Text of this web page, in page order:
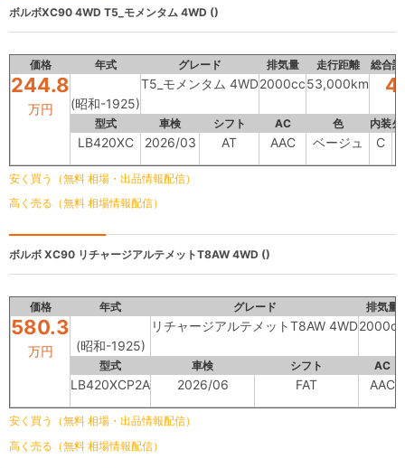
ボルボXC90 4WD T5_モメンタム 4WD ()
価格 年式 グレード 排気量 走行距離 総合評
244.8
万円 (昭和-1925)
T5_モメンタム 4WD2000cc53,000km 4
型式 車検 シフト AC 色 内装
LB420XC 2026/03 AT AAC ベージュ C
安く買う（無料 相場・出品情報配信）
高く売る（無料 相場情報配信）
ボルボ XC90 リチャージアルテメットT8AW 4WD ()
価格 年式 グレード 排気量
580.3
万円 (昭和-1925)
リチャージアルテメットT8AW 4WD2000cc
型式 車検 シフト AC
LB420XCP2A 2026/06 FAT AAC
安く買う（無料 相場・出品情報配信）
高く売る（無料 相場情報配信）